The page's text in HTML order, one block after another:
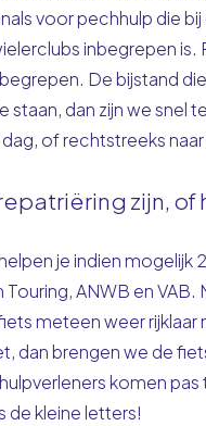
voor pechhulp die
inbegrepen is.
De bijstand
dan zijn we snel
of rechtstreeks
zijn,
je indien
ANWB en VAB.
meteen weer rijklaar
dan brengen we de
komen
de kleine letters!